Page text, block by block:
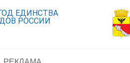
ЕДИНСТВА
РОССИИ